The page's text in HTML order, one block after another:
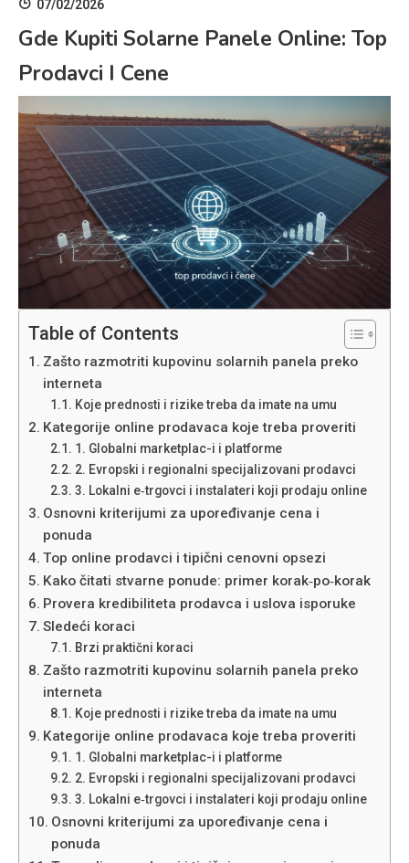
07/02/2026
Gde Kupiti Solarne Panele Online: Top
Prodavci I Cene
Table of Contents
Zašto razmotriti kupovinu solarnih panela preko
interneta
Koje prednosti i rizike treba da imate na umu
Kategorije online prodavaca koje treba proveriti
1. Globalni marketplac-i i platforme
2. Evropski i regionalni specijalizovani prodavci
3. Lokalni e‑trgovci i instalateri koji prodaju online
Osnovni kriterijumi za upoređivanje cena i
ponuda
Top online prodavci i tipični cenovni opsezi
Kako čitati stvarne ponude: primer korak‑po‑korak
Provera kredibiliteta prodavca i uslova isporuke
Sledeći koraci
Brzi praktični koraci
Zašto razmotriti kupovinu solarnih panela preko
interneta
Koje prednosti i rizike treba da imate na umu
Kategorije online prodavaca koje treba proveriti
1. Globalni marketplac-i i platforme
2. Evropski i regionalni specijalizovani prodavci
3. Lokalni e‑trgovci i instalateri koji prodaju online
Osnovni kriterijumi za upoređivanje cena i
ponuda